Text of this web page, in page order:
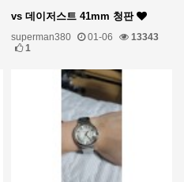
vs 데이저스트 41mm 청판
superman380 01-06
13343
1